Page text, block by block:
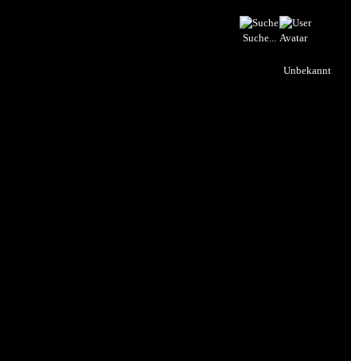
Suche...
Unbekannt